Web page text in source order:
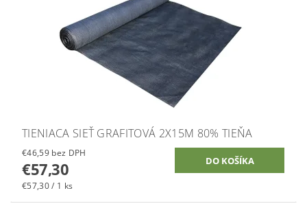
TIENIACA SIEŤ GRAFITOVÁ 2X15M 80% TIEŇA
€46,59 bez DPH
€57,30
€57,30 / 1 ks